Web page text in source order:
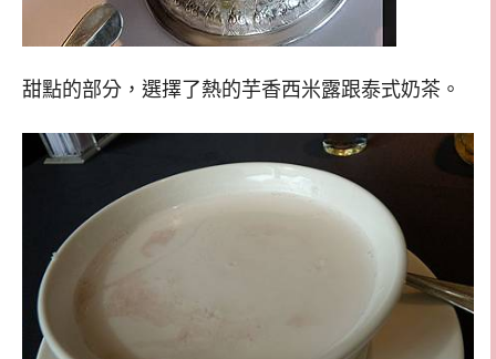
甜點的部分，選擇了熱的芋香西米露跟泰式奶茶。